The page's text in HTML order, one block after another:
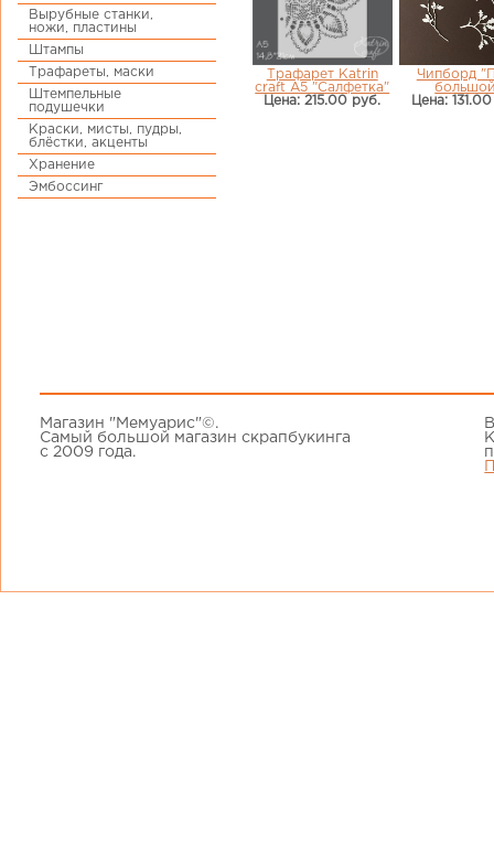
Вырубные станки,
ножи, пластины
Штампы
Трафареты, маски
Штемпельные
подушечки
Краски, мисты, пудры,
блёстки, акценты
Хранение
Эмбоссинг
Трафарет Katrin
craft А5 "Салфетка"
Цена: 215.00 руб.
Чипборд
Цена:
Магазин "Мемуарис"©.
Самый большой магазин скрапбукинга
с 2009 года.